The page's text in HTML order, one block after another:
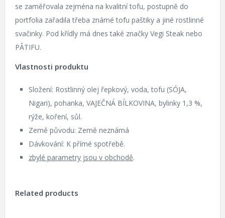
se zaměřovala zejména na kvalitní tofu, postupně do
portfolia zařadila třeba známé tofu paštiky a jiné rostlinné
svačinky. Pod křídly má dnes také značky Vegi Steak nebo
PÂTIFU.
Vlastnosti produktu
Složení: Rostlinný olej řepkový, voda, tofu (SÓJA,
Nigari), pohanka, VAJEČNÁ BÍLKOVINA, bylinky 1,3 %,
rýže, koření, sůl.
Země původu: Země neznámá
Dávkování: K přímé spotřebě.
zbylé parametry jsou v obchodě.
Related products